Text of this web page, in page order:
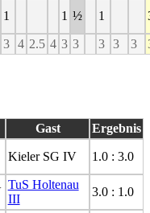
1 1 ½ 1
3 4 2.5 4 3 3 3 3 3
Gast Ergebnis
Kieler SG IV 1.0 : 3.0
TuS Holtenau
III
3.0 : 1.0